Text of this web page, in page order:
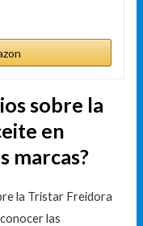
sobre la
en
marcas?
la Tristar Freidora
las